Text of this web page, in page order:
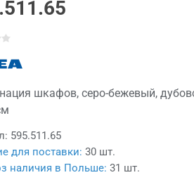
шкафов, серо-бежевый,
595.511.65
для поставки: 30 шт.
наличия в Польше: 31 шт.